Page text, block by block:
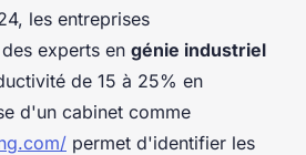
les entreprises
experts en génie industriel
de 15 à 25% en
d'un cabinet comme
permet d'identifier les